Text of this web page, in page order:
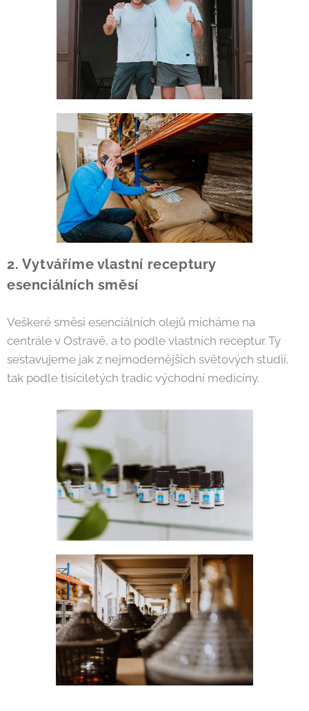
2. Vytváříme vlastní receptury
esenciálních směsí
Veškeré směsi esenciálních olejů mícháme na
centrále v Ostravě, a to podle vlastních receptur. Ty
sestavujeme jak z nejmodernějších světových studií,
tak podle tisíciletých tradic východní medicíny.